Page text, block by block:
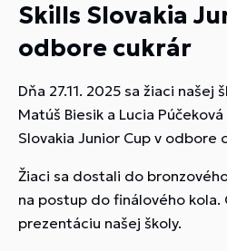
Skills Slovakia
odbore cukrár
Dňa 27.11. 2025 sa žiaci našej
Matúš Biesik a Lucia
Slovakia Junior Cup v odbore
Žiaci sa dostali do
na postup do finálového kola.
prezentáciu našej školy.